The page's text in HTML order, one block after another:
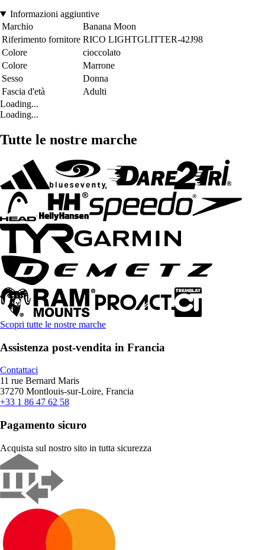
Informazioni aggiuntive
Marchio
Banana Moon
Riferimento fornitore RICO LIGHTGLITTER-42J98
Colore
cioccolato
Colore
Marrone
Sesso
Donna
Fascia d'età
Adulti
Loading...
Loading...
Tutte le nostre marche
Scopri tutte le nostre marche
Assistenza post-vendita in Francia
Contattaci
11 rue Bernard Maris
37270 Montlouis-sur-Loire, Francia
+33 1 86 47 62 58
Pagamento sicuro
Acquista sul nostro sito in tutta sicurezza